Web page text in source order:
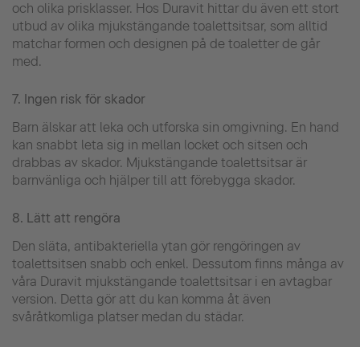
och olika prisklasser. Hos Duravit hittar du även ett stort
utbud av olika mjukstängande toalettsitsar, som alltid
matchar formen och designen på de toaletter de går
med.
7. Ingen risk för skador
Barn älskar att leka och utforska sin omgivning. En hand
kan snabbt leta sig in mellan locket och sitsen och
drabbas av skador. Mjukstängande toalettsitsar är
barnvänliga och hjälper till att förebygga skador.
8. Lätt att rengöra
Den släta, antibakteriella ytan gör rengöringen av
toalettsitsen snabb och enkel. Dessutom finns många av
våra Duravit mjukstängande toalettsitsar i en avtagbar
version. Detta gör att du kan komma åt även
svåråtkomliga platser medan du städar.